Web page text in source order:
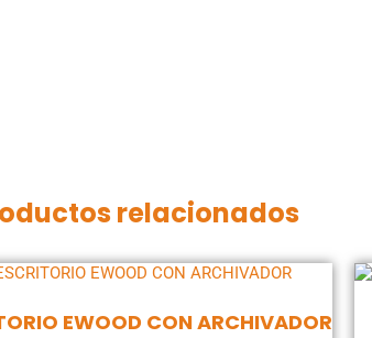
relacionados
EWOOD CON ARCHIVADOR